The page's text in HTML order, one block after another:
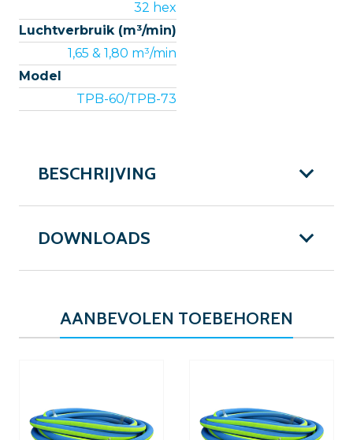
32 hex
Luchtverbruik (m³/min)
1,65 & 1,80 m³/min
Model
TPB-60/TPB-73
BESCHRIJVING
DOWNLOADS
AANBEVOLEN TOEBEHOREN